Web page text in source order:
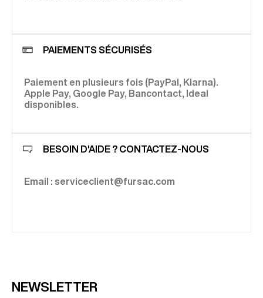
PAIEMENTS SÉCURISÉS
Paiement en plusieurs fois (PayPal, Klarna).
Apple Pay, Google Pay, Bancontact, Ideal
disponibles.
BESOIN D'AIDE ? CONTACTEZ-NOUS
Email : serviceclient@fursac.com
NEWSLETTER